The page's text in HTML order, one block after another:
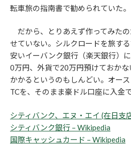
転車旅の指南書で勧められていた。
だから、とりあえず作ってみた
せていない。シルクロードを旅す
安いイーバンク銀行（楽天銀行）
0万円、外貨で20万円預けておか
かかるというのもしんどい。オー
TCを、そのまま豪ドル口座に入金
シティバンク、エヌ・エイ (在日支
シティバンク銀行 – Wikipedia
国際キャッシュカード – Wikipedia